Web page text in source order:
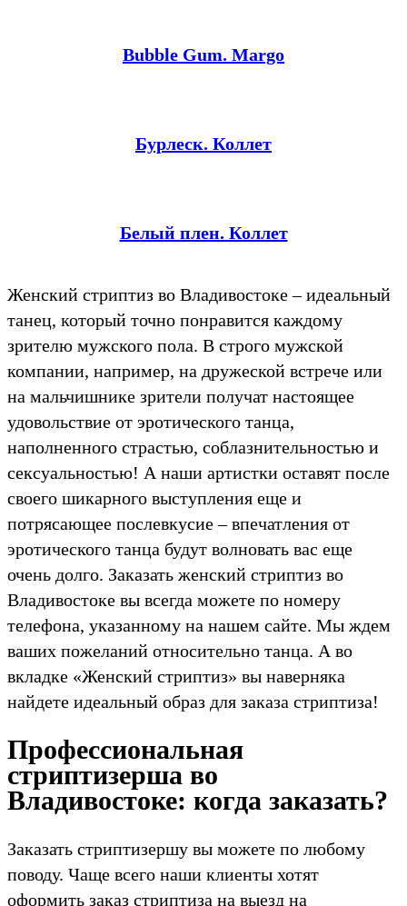
Bubble Gum. Margo
Бурлеск. Коллет
Белый плен. Коллет
Женский стриптиз во Владивостоке – идеальный
танец, который точно понравится каждому
зрителю мужского пола. В строго мужской
компании, например, на дружеской встрече или
на мальчишнике зрители получат настоящее
удовольствие от эротического танца,
наполненного страстью, соблазнительностью и
сексуальностью! А наши артистки оставят после
своего шикарного выступления еще и
потрясающее послевкусие – впечатления от
эротического танца будут волновать вас еще
очень долго. Заказать женский стриптиз во
Владивостоке вы всегда можете по номеру
телефона, указанному на нашем сайте. Мы ждем
ваших пожеланий относительно танца. А во
вкладке «Женский стриптиз» вы наверняка
найдете идеальный образ для заказа стриптиза!
Профессиональная
стриптизерша во
Владивостоке: когда заказать?
Заказать стриптизершу вы можете по любому
поводу. Чаще всего наши клиенты хотят
оформить заказ стриптиза на выезд на